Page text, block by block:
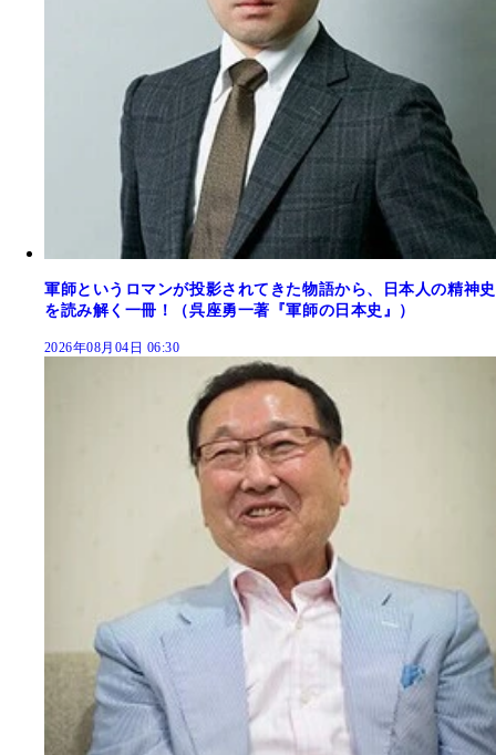
軍師というロマンが投影されてきた物語から、日本人の精神史
を読み解く一冊！（呉座勇一著『軍師の日本史』）
2026年08月04日 06:30